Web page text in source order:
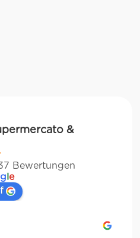
&
Bewertungen
gle